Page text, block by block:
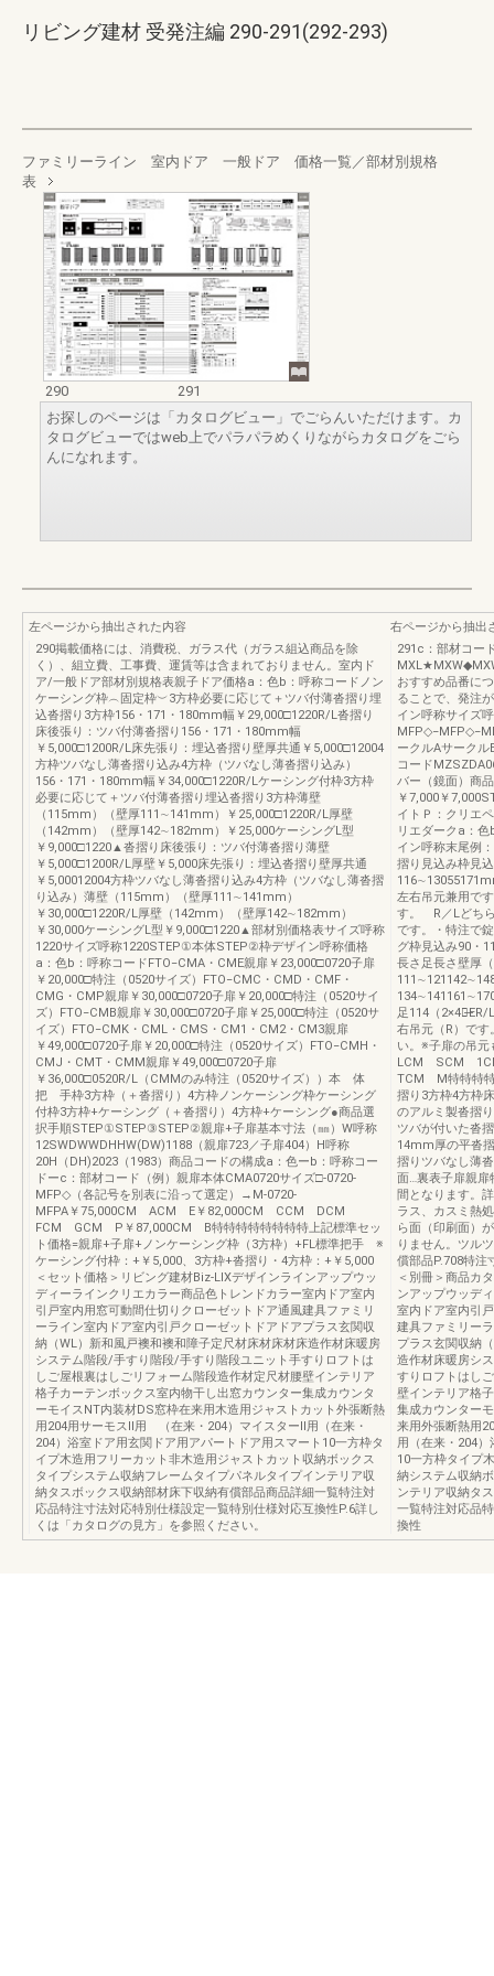
リビング建材 受発注編 290-291(292-293)
ファミリーライン 室内ドア 一般ドア 価格一覧／部材別規格
表
290
291
お探しのページは「カタログビュー」でごらんいただけます。カ
タログビューではweb上でパラパラめくりながらカタログをごら
んになれます。
左ページから抽出された内容
290掲載価格には、消費税、ガラス代（ガラス組込商品を除
く）、組立費、工事費、運賃等は含まれておりません。室内ド
ア/一般ドア部材別規格表親子ドア価格a：色b：呼称コードノン
ケーシング枠︵固定枠︶3方枠必要に応じて＋ツバ付薄沓摺り埋
込沓摺り3方枠156・171・180mm幅￥29,000□1220R/L沓摺り
床後張り：ツバ付薄沓摺り156・171・180mm幅
￥5,000□1200R/L床先張り：埋込沓摺り壁厚共通￥5,000□12004
方枠ツバなし薄沓摺り込み4方枠（ツバなし薄沓摺り込み）
156・171・180mm幅￥34,000□1220R/Lケーシング付枠3方枠
必要に応じて＋ツバ付薄沓摺り埋込沓摺り3方枠薄壁
（115mm）（壁厚111∼141mm）￥25,000□1220R/L厚壁
（142mm）（壁厚142∼182mm）￥25,000ケーシングL型
￥9,000□1220▲沓摺り床後張り：ツバ付薄沓摺り薄壁
￥5,000□1200R/L厚壁￥5,000床先張り：埋込沓摺り壁厚共通
￥5,00012004方枠ツバなし薄沓摺り込み4方枠（ツバなし薄沓摺
り込み）薄壁（115mm）（壁厚111∼141mm）
￥30,000□1220R/L厚壁（142mm）（壁厚142∼182mm）
￥30,000ケーシングL型￥9,000□1220▲部材別価格表サイズ呼称
1220サイズ呼称1220STEP①本体STEP②枠デザイン呼称価格
a：色b：呼称コードFTO‒CMA・CME親扉￥23,000□0720子扉
￥20,000□特注（0520サイズ）FTO‒CMC・CMD・CMF・
CMG・CMP親扉￥30,000□0720子扉￥20,000□特注（0520サイ
ズ）FTO‒CMB親扉￥30,000□0720子扉￥25,000□特注（0520サ
イズ）FTO‒CMK・CML・CMS・CM1・CM2・CM3親扉
￥49,000□0720子扉￥20,000□特注（0520サイズ）FTO‒CMH・
CMJ・CMT・CMM親扉￥49,000□0720子扉
￥36,000□0520R/L（CMMのみ特注（0520サイズ））本 体
把 手枠3方枠（＋沓摺り）4方枠ノンケーシング枠ケーシング
付枠3方枠+ケーシング（＋沓摺り）4方枠+ケーシング●商品選
択手順STEP①STEP③STEP②親扉+子扉基本寸法（㎜）W呼称
12SWDWWDHHW(DW)1188（親扉723／子扉404）H呼称
20H（DH)2023（1983）商品コードの構成a：色ーb：呼称コー
ドーc：部材コード（例）親扉本体CMA0720サイズ□-0720-
MFP◇（各記号を別表に沿って選定）→M-0720-
MFPA￥75,000CM ACM E￥82,000CM CCM DCM
FCM GCM P￥87,000CM B特特特特特特特特上記標準セッ
ト価格=親扉+子扉+ノンケーシング枠（3方枠）+FL標準把手 ※
ケーシング付枠：+￥5,000、3方枠+沓摺り・4方枠：+￥5,000
＜セット価格＞リビング建材Biz-LIXデザインラインアップウッ
ディーラインクリエカラー商品色トレンドカラー室内ドア室内
引戸室内用窓可動間仕切りクローゼットドア通風建具ファミリ
ーライン室内ドア室内引戸クローゼットドアドアプラス玄関収
納（WL）新和風戸襖和襖和障子定尺材床材床材床造作材床暖房
システム階段/手すり階段/手すり階段ユニット手すりロフトは
しご屋根裏はしごリフォーム階段造作材定尺材腰壁インテリア
格子カーテンボックス室内物干し出窓カウンター集成カウンタ
ーモイスNT内装材DS窓枠在来用木造用ジャストカット外張断熱
用204用サーモスⅡ用 （在来・204）マイスターⅡ用（在来・
204）浴室ドア用玄関ドア用アパートドア用スマート10一方枠タ
イプ木造用フリーカット非木造用ジャストカット収納ボックス
タイプシステム収納フレームタイプパネルタイプインテリア収
納タスボックス収納部材床下収納有償部品商品詳細一覧特注対
応品特注寸法対応特別仕様設定一覧特別仕様対応互換性P.6詳し
くは「カタログの見方」を参照ください。
右ページから抽出
291c：部材コー
おすすめ品番に
ることで、発注
イン呼称サイズ
ークルAサーク
コード
バー（鏡面）商
￥7,000￥
イトＰ：クリエ
リエダークa：
イン呼称末尾例
摺り見込み枠見
左右吊元兼用で
す。 R／Lどち
です。・特注で
グ枠見込み90・
長さ足長さ壁厚
足114（2×4）̶
右吊元（R）で
い。※子扉の吊
LCM SCM
TCM M特特特特
摺り3方枠4方枠
のアルミ製沓摺
ツバが付いた沓
14mm厚の平沓
摺りツバなし薄
面…裏表子扉親扉
間となります。
ラス、カスミ熱
ら面（印刷面）
りません。ツル
償部品P.708特注
＜別冊＞商品カ
ンアップウッデ
室内ドア室内引
建具ファミリー
プラス玄関収納
造作材床暖房シ
すりロフトはし
壁インテリア格
集成カウンター
来用外張断熱用
用（在来・204
10一方枠タイプ
納システム収納
ンテリア収納タ
一覧特注対応品
換性